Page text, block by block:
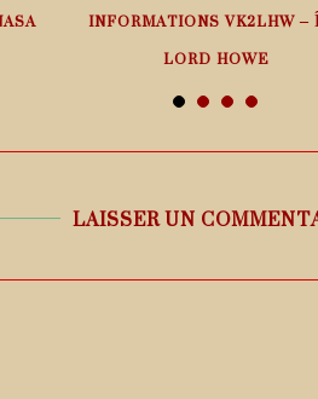
INFORMATIONS VK2LHW
LORD HOWE
6 août 2026
LAISSER UN